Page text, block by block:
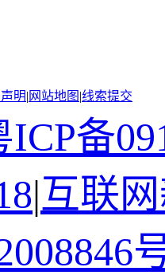
明| 网站地图 |线索提交
ICP备
|互联